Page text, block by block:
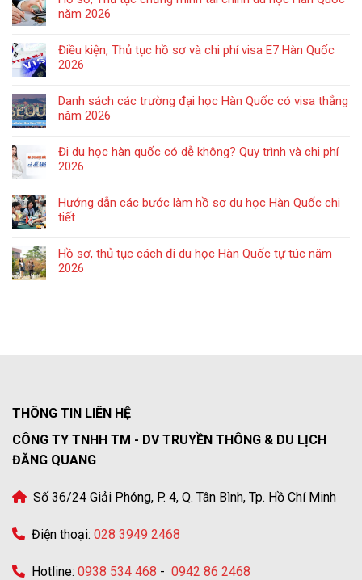
năm 2026
Điều kiện, Thủ tục hồ sơ và chi phí visa E7 Hàn Quốc
2026
Danh sách các trường đại học Hàn Quốc có visa thẳng
năm 2026
Đi du học hàn quốc có dễ không? Quy trình và chi phí
2026
Hướng dẫn các bước làm hồ sơ du học Hàn Quốc chi
tiết
Hồ sơ, thủ tục cách đi du học Hàn Quốc tự túc năm
2026
THÔNG TIN LIÊN HỆ
CÔNG TY TNHH TM - DV TRUYỀN THÔNG & DU LỊCH
ĐĂNG QUANG
Số 36/24 Giải Phóng, P. 4, Q. Tân Bình, Tp. Hồ Chí Minh
Điện thoại: 028 3949 2468
Hotline: 0938 534 468 - 0942 86 2468